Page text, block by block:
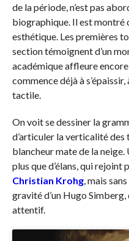
de la période, n’est pas
biographique. Il est montré
esthétique. Les premières
section témoignent d’un
académique affleure
commence déjà à
tactile.
On voit se dessiner la
d’articuler la verticalité des
blancheur mate de la
plus que d’élans, qui rejoint
Christian Krohg, mais
gravité d’un Hugo
attentif.